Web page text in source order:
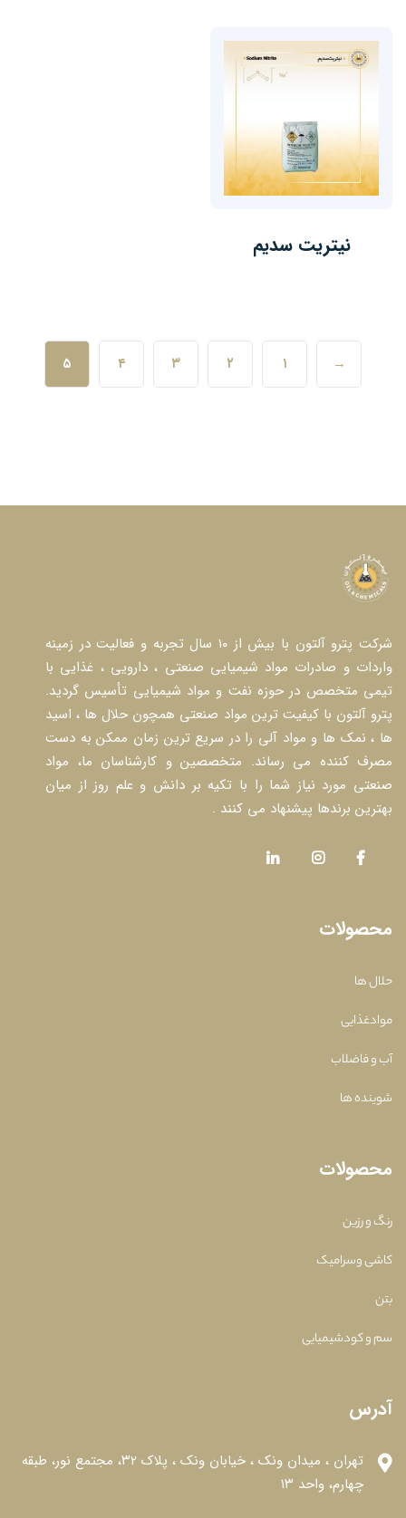
نیتریت سدیم
→ ۱ ۲ ۳ ۴ ۵
شرکت پترو آلتون با بیش از ۱۰ سال تجربه و فعالیت در زمینه
واردات و صادرات مواد شیمیایی صنعتی ، دارویی ، غذایی با
تیمی متخصص در حوزه نفت و مواد شیمیایی تأسیس گردید.
پترو آلتون با کیفیت ترین مواد صنعتی همچون حلال ها ، اسید
ها ، نمک ها و مواد آلی را در سریع ترین زمان ممکن به دست
مصرف کننده می رساند. متخصصین و کارشناسان ما، مواد
صنعتی مورد نیاز شما را با تکیه بر دانش و علم روز از میان
بهترین برندها پیشنهاد می کنند .
محصولات
حلال ها
موادغذایی
آب و فاضلاب
شوینده ها
محصولات
رنگ و رزین
کاشی وسرامیک
بتن
سم و کودشیمیایی
آدرس
تهران ، میدان ونک ، خیابان ونک ، پلاک ۳۲، مجتمع نور، طبقه
چهارم، واحد ۱۳